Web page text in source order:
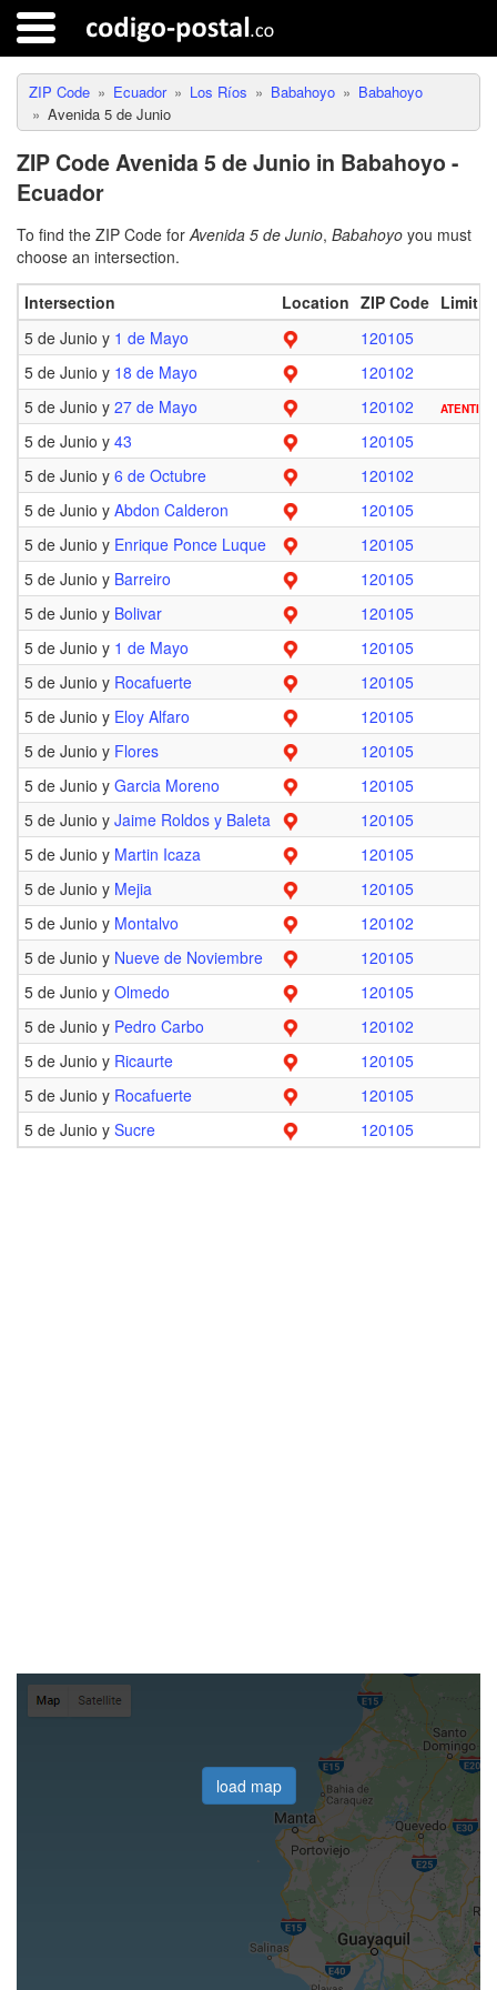
ZIP Code Ecuador Los Ríos Babahoyo
Babahoyo
Avenida 5 de Junio
ZIP Code Avenida 5 de Junio in Babahoyo -
Ecuador
To find the ZIP Code forAvenida 5 de Junio, Babahoyo you must
choose an intersection.
Intersection Location ZIP Code Limit
5 de Junio y 1 de Mayo
120105
5 de Junio y 18 de Mayo
120102
5 de Junio y 27 de Mayo 120102 ATENTION
5 de Junio y 43
120105
5 de Junio y 6 de Octubre
120102
5 de Junio y Abdon Calderon
120105
5 de Junio y Enrique Ponce Luque
120105
5 de Junio y Barreiro
120105
5 de Junio y Bolivar
120105
5 de Junio y 1 de Mayo
120105
5 de Junio y Rocafuerte
120105
5 de Junio y Eloy Alfaro
120105
5 de Junio y Flores
120105
5 de Junio y Garcia Moreno
120105
5 de Junio y Jaime Roldos y Baleta
120105
5 de Junio y Martin Icaza
120105
5 de Junio y Mejia
120105
5 de Junio y Montalvo
120102
5 de Junio y Nueve de Noviembre
120105
5 de Junio y Olmedo
120105
5 de Junio y Pedro Carbo
120102
5 de Junio y Ricaurte
120105
5 de Junio y Rocafuerte
120105
5 de Junio y Sucre 120105
load map